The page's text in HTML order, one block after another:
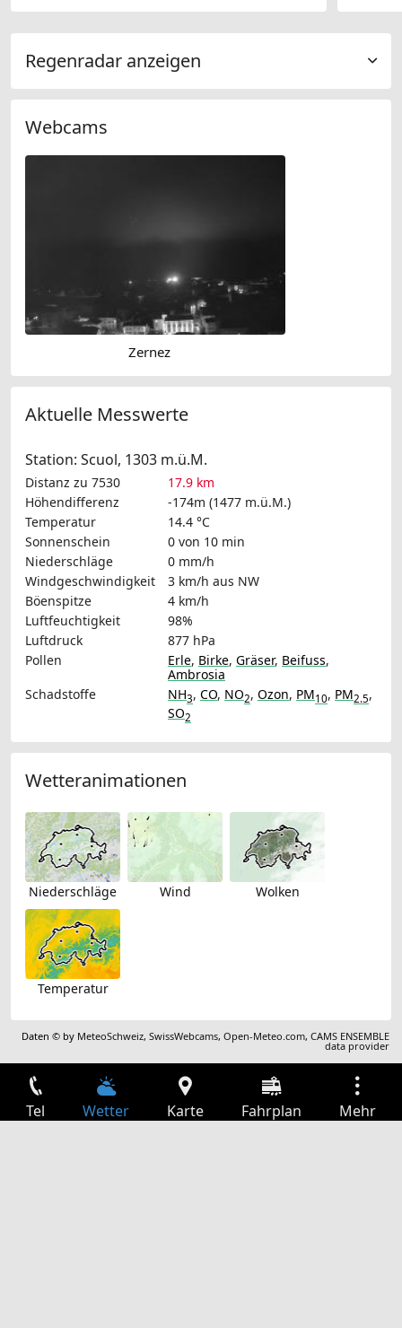
Regenradar anzeigen
Webcams
Zernez
Aktuelle Messwerte
Station: Scuol, 1303 m.ü.M.
Distanz zu 7530
17.9 km
Höhendifferenz
-174m (1477 m.ü.M.)
Temperatur
14.4 °C
Sonnenschein
0 von 10 min
Niederschläge
0 mm/h
Windgeschwindigkeit
3 km/h aus NW
Böenspitze
4 km/h
Luftfeuchtigkeit
98%
Luftdruck
877 hPa
Pollen
Erle, Birke, Gräser, Beifuss,
Ambrosia
Schadstoffe
NH3, CO, NO2, Ozon, PM10, PM2.5,
SO2
Wetteranimationen
Niederschläge Wind Wolken
Temperatur
Daten © by MeteoSchweiz,SwissWebcams,Open-Meteo.com,CAMS ENSEMBLE
data provider
Tel Wetter Karte Fahrplan Mehr